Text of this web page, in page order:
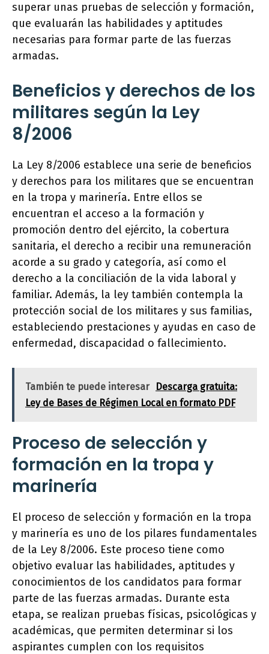
superar unas pruebas de selección y formación,
que evaluarán las habilidades y aptitudes
necesarias para formar parte de las fuerzas
armadas.
Beneficios y derechos de los
militares según la Ley
8/2006
La Ley 8/2006 establece una serie de beneficios
y derechos para los militares que se encuentran
en la tropa y marinería. Entre ellos se
encuentran el acceso a la formación y
promoción dentro del ejército, la cobertura
sanitaria, el derecho a recibir una remuneración
acorde a su grado y categoría, así como el
derecho a la conciliación de la vida laboral y
familiar. Además, la ley también contempla la
protección social de los militares y sus familias,
estableciendo prestaciones y ayudas en caso de
enfermedad, discapacidad o fallecimiento.
También te puede interesar
Descarga gratuita:
Ley de Bases de Régimen Local en formato PDF
Proceso de selección y
formación en la tropa y
marinería
El proceso de selección y formación en la tropa
y marinería es uno de los pilares fundamentales
de la Ley 8/2006. Este proceso tiene como
objetivo evaluar las habilidades, aptitudes y
conocimientos de los candidatos para formar
parte de las fuerzas armadas. Durante esta
etapa, se realizan pruebas físicas, psicológicas y
académicas, que permiten determinar si los
aspirantes cumplen con los requisitos